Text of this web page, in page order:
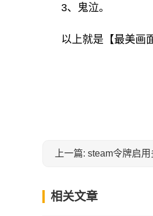
3、鬼泣。
以上就是【最美画
上一篇: steam令牌启
相关文章